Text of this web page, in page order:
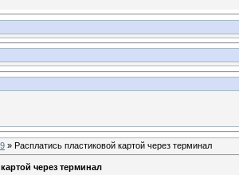
» Расплатись пластиковой картой через терминал
через терминал